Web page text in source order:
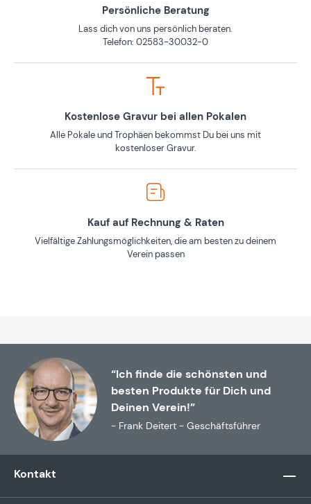
Persönliche Beratung
Lass dich von uns persönlich beraten.
Telefon: 02583-30032-0
Kostenlose Gravur bei allen Pokalen
Alle Pokale und Trophäen bekommst Du bei uns mit
kostenloser Gravur.
Kauf auf Rechnung & Raten
Vielfältige Zahlungsmöglichkeiten, die am besten zu deinem
Verein passen
“Ich finde die schönsten und
besten Produkte für Dich und
Deinen Verein!”
- Frank Deitert - Geschäftsführer
Kontakt